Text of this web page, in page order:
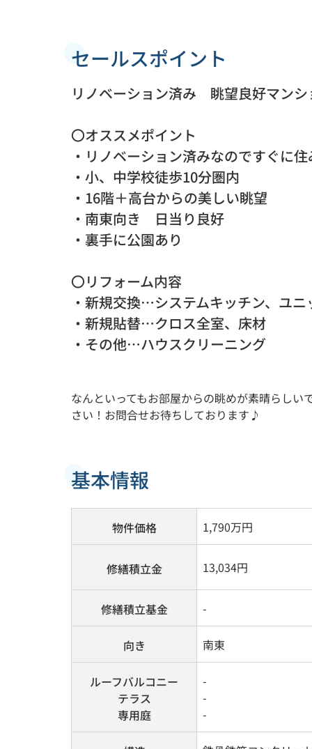
セールスポイント
リノベーション済み 眺望良好マンシ
〇オススメポイント
・リノベーション済みなのですぐに
・小、中学校徒歩10分圏内
・16階＋高台からの美しい眺望
・南東向き 日当り良好
・裏手に公園あり
〇リフォーム内容
・新規交換…システムキッチン、ユ
・新規貼替…クロス全室、床材
・その他…ハウスクリーニング
なんといってもお部屋からの眺めが素晴らし
さい！お問合せお待ちしております♪
基本情報
物件価格 1,790万円
修繕積立金 13,034円
修繕積立基金 -
向き 南東
ルーフバルコニー
テラス
専用庭
-
-
-